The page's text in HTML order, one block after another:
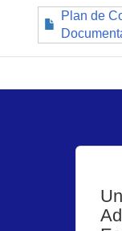
Plan de